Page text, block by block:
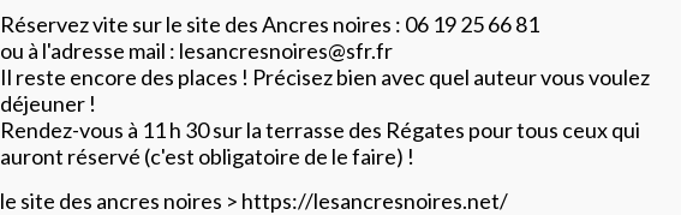
Réservez vite sur le site des Ancres noires : 06 19 25 66 81
ou à l'adresse mail : lesancresnoires@sfr.fr
Il reste encore des places ! Précisez bien avec quel auteur vous voulez
déjeuner !
Rendez-vous à 11 h 30 sur la terrasse des Régates pour tous ceux qui
auront réservé (c'est obligatoire de le faire) !
le site des ancres noires > https://lesancresnoires.net/